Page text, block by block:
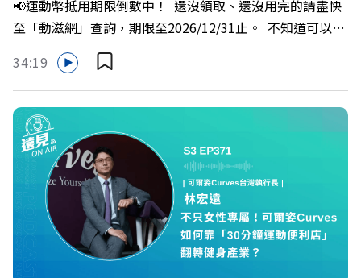
>>>https://bookzone.cwgv.com.tw/book/BWL108🎂歡
慶遠見40歲生日！手速搶下破天荒的獨家優惠
>>>https://gvmkt.pse.is/9e5pbz✨關注《遠見》更多的社
群：LINE：https://reurl.cc/A4ELQpIG：
Powered by Firstory Hosting
📢運動幣抵用期限倒數中！ 還沒領取、還沒用完的請盡快
至「動滋網」查詢，期限至2026/12/31止。 不知道可以在
哪裡使用嗎？ 上「動滋網」【合作店家】專區，全台五千
多家合作業者任你選，馬上來找適用地點！ ➡️
https://fstry.pse.is/9epct2 —— 以上為 FMTaiwan 與
Firstory Podcast 廣告 —— 在少子化浪潮、私校面臨退場
海嘯的嚴峻考驗下，南台灣的技職學校該如何轉型突圍？
本集《遠見ON AIR》邀請到樹德科技大學校長王昭雄，帶
你解析樹德科大如何打造出兼顧學校永續發展與地方創生的
技職教育新典範！ 🔺如何從「傳統私校」轉型為「產學無
縫接軌者」？ 🔺AI如何深度賦能設計與人文學科學群？ 🔺
首創「菲律賓半導體專班」！驚豔科技界的國際精準育才
🔺一舉拿下4大USR專案！深耕地方的溫暖社會責任平台 主
34:19